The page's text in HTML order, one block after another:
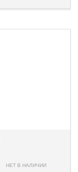
НЕТ В НАЛИЧИИ